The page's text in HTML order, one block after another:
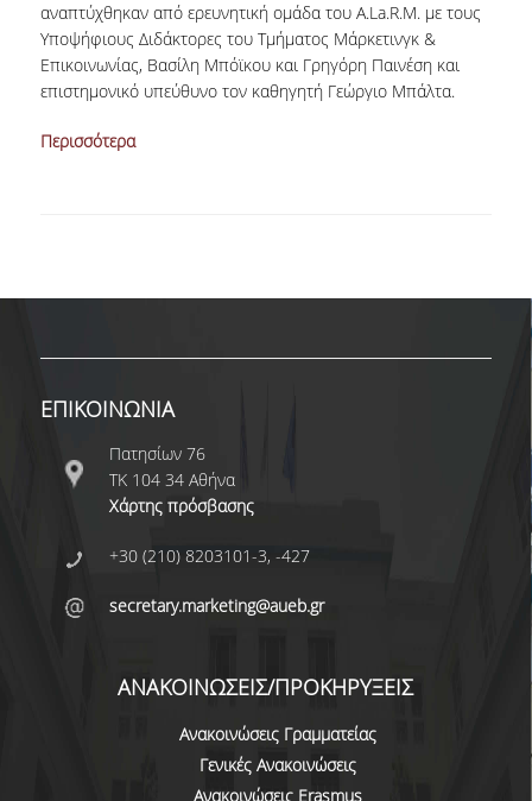
ΜΕΡΙΚΗΣ ΦΟΙΤΗΣΗΣ
ΔΙΔΑΚΤΟΡΙΚΟ ΠΡΟΓΡΑΜΜΑ
ΕΚΘΕΣΕΙΣ ΕΞΩΤΕΡΙΚΗΣ
ΑΞΙΟΛΟΓΗΣΗΣ
ΜΟ.ΔΙ.Π.
ΕΡΕΥΝΑ
ΔΗΜΟΣΙΕΥΣΕΙΣ
ΕΡΕΥΝΗΤΙΚΑ ΠΕΔΙΑ
ΕΡΕΥΝΗΤΙΚΑ ΕΡΓΑΣΤΗΡΙΑ
αναπτύχθηκαν από ερευνητική ομάδα του A.La.R.M. με τους
Υποψήφιους Διδάκτορες του Τμήματος Μάρκετινγκ &
Επικοινωνίας, Βασίλη Μπόϊκου και Γρηγόρη Παινέση και
επιστημονικό υπεύθυνο τον καθηγητή Γεώργιο Μπάλτα.
Περισσότερα
ΕΠΙΚΟΙΝΩΝΙΑ
Πατησίων 76
ΤΚ 104 34 Αθήνα
Χάρτης πρόσβασης
+30 (210) 8203101-3, -427
secretary.marketing@aueb.gr
ΑΝΑΚΟΙΝΩΣΕΙΣ/ΠΡΟΚΗΡΥΞΕΙΣ
Ανακοινώσεις Γραμματείας
Γενικές Ανακοινώσεις
Ανακοινώσεις Erasmus